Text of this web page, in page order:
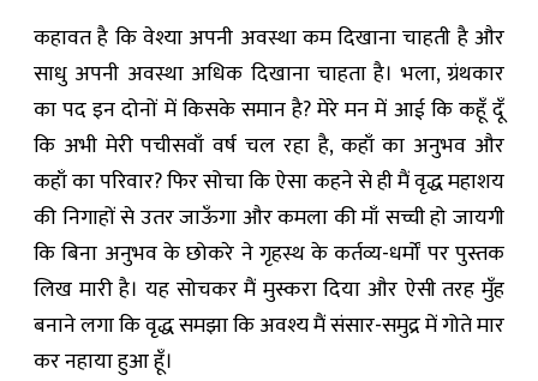
कहावत है कि वेश्या अपनी अवस्था कम दिखाना चाहती है और
साधु अपनी अवस्था अधिक दिखाना चाहता है। भला, ग्रंथकार
का पद इन दोनों में किसके समान है? मेरे मन में आई कि कहूँ दूँ
कि अभी मेरी पचीसवाँ वर्ष चल रहा है, कहाँ का अनुभव और
कहाँ का परिवार? फिर सोचा कि ऐसा कहने से ही मैं वृद्ध महाशय
की निगाहों से उतर जाऊँगा और कमला की माँ सच्ची हो जायगी
कि बिना अनुभव के छोकरे ने गृहस्थ के कर्तव्य-धर्मों पर पुस्तक
लिख मारी है। यह सोचकर मैं मुस्करा दिया और ऐसी तरह मुँह
बनाने लगा कि वृद्ध समझा कि अवश्य मैं संसार-समुद्र में गोते मार
कर नहाया हुआ हूँ।